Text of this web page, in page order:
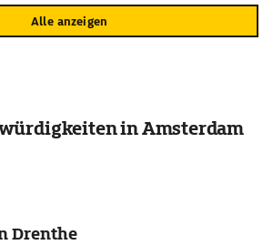
Alle anzeigen
in Amsterdam
Drenthe